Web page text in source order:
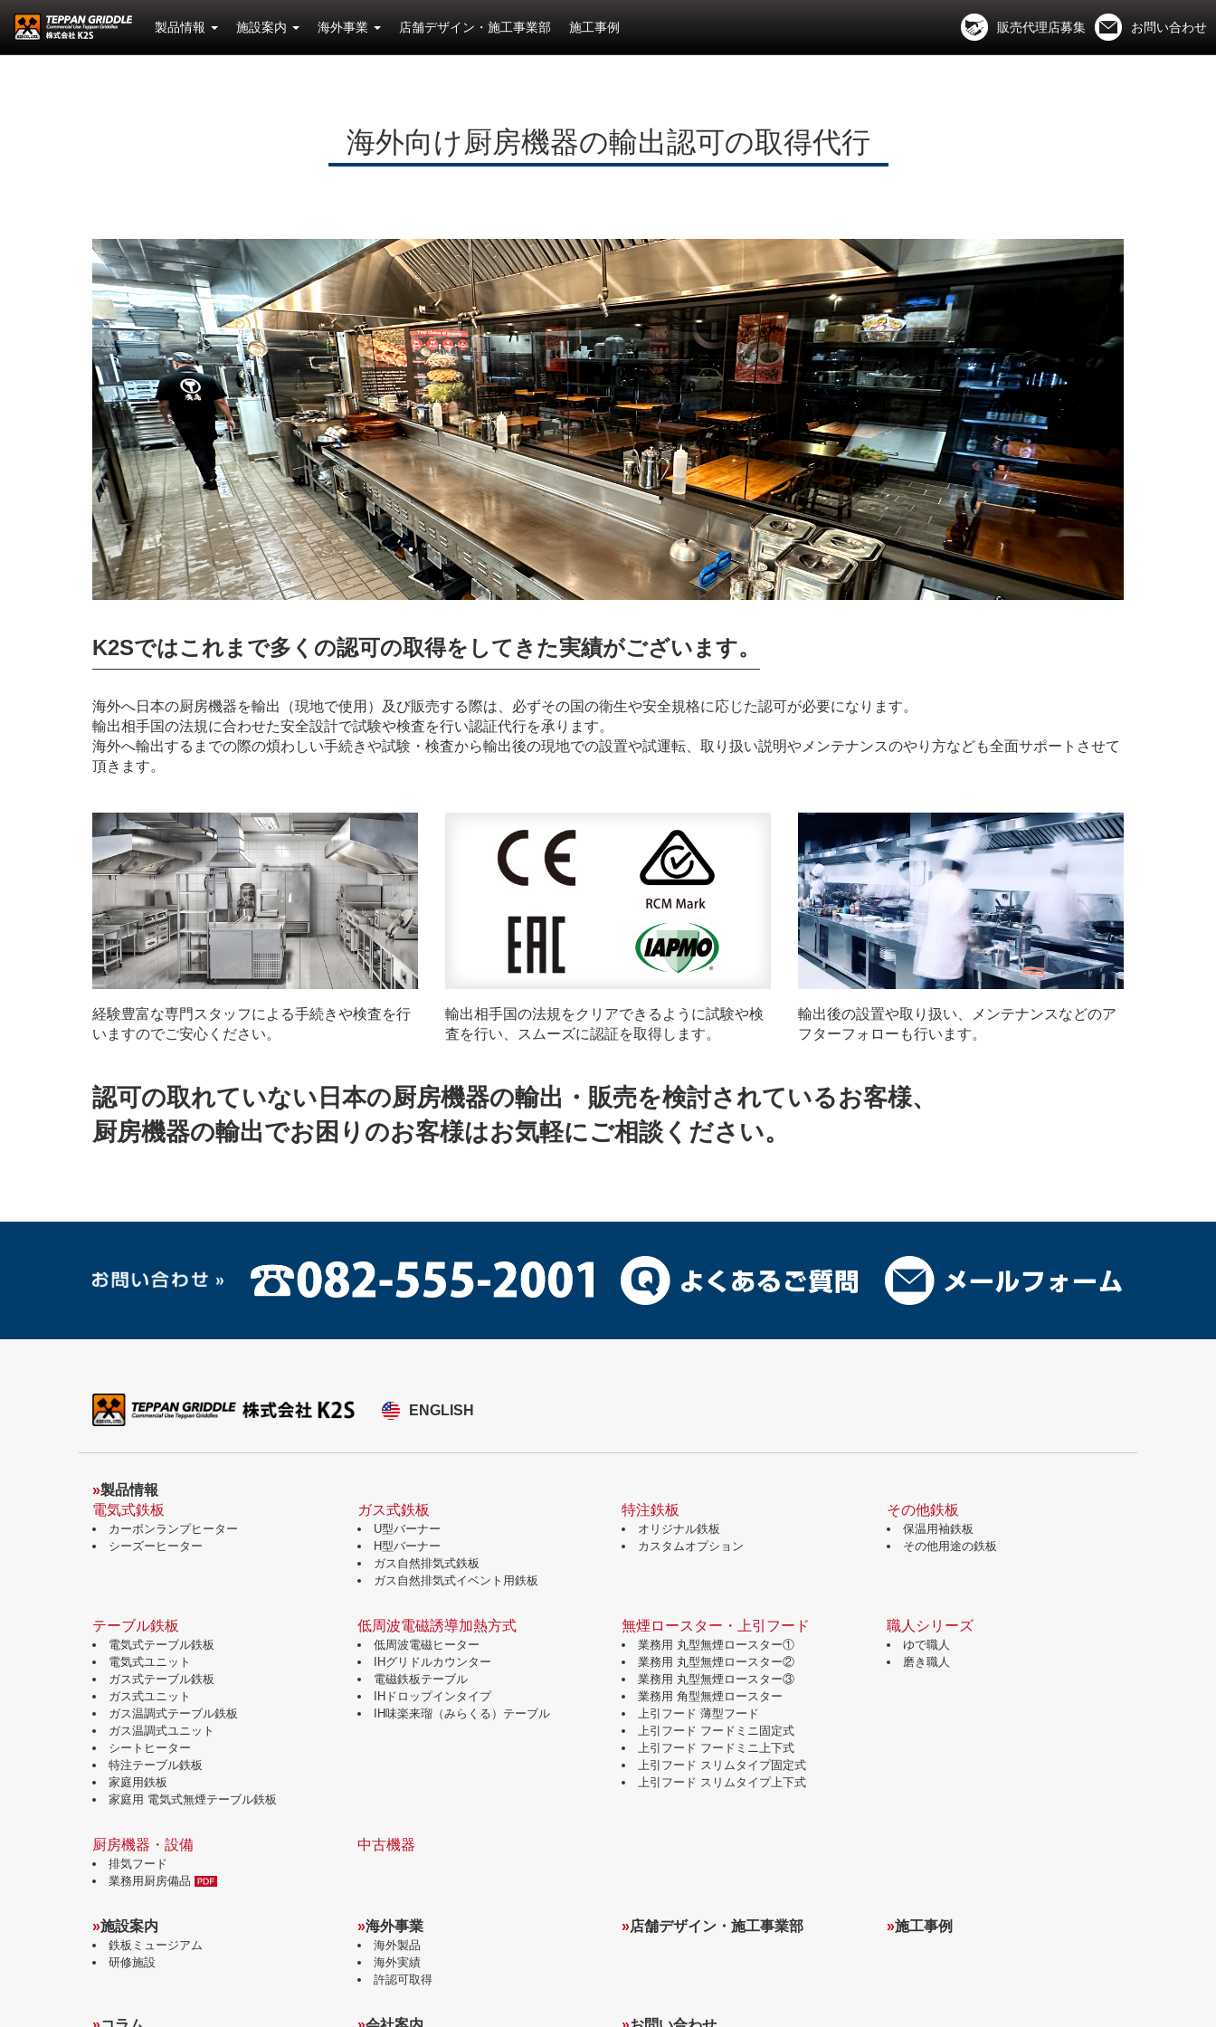
製品情報 施設案内 海外事業 店舗デザイン・施工事業部 施工事例 販売代理店募集 お問い合わせ
海外向け厨房機器の輸出認可の取得代行
K2Sではこれまで多くの認可の取得をしてきた実績がございます。
海外へ日本の厨房機器を輸出（現地で使用）及び販売する際は、必ずその国の衛生や安全規格に応じた認可が必要になります。
輸出相手国の法規に合わせた安全設計で試験や検査を行い認証代行を承ります。
海外へ輸出するまでの際の煩わしい手続きや試験・検査から輸出後の現地での設置や試運転、取り扱い説明やメンテナンスのやり方なども全面サポートさせて
頂きます。
経験豊富な専門スタッフによる手続きや検査を行
いますのでご安心ください。
輸出相手国の法規をクリアできるように試験や検
査を行い、スムーズに認証を取得します。
輸出後の設置や取り扱い、メンテナンスなどのア
フターフォローも行います。
認可の取れていない日本の厨房機器の輸出・販売を検討されているお客様、
厨房機器の輸出でお困りのお客様はお気軽にご相談ください。
ENGLISH
»製品情報
電気式鉄板
カーボンランプヒーター
シーズーヒーター
ガス式鉄板
U型バーナー
H型バーナー
ガス自然排気式鉄板
ガス自然排気式イベント用鉄板
特注鉄板
オリジナル鉄板
カスタムオプション
その他鉄板
保温用袖鉄板
その他用途の鉄板
テーブル鉄板
電気式テーブル鉄板
電気式ユニット
ガス式テーブル鉄板
ガス式ユニット
ガス温調式テーブル鉄板
ガス温調式ユニット
シートヒーター
特注テーブル鉄板
家庭用鉄板
家庭用 電気式無煙テーブル鉄板
低周波電磁誘導加熱方式
低周波電磁ヒーター
IHグリドルカウンター
電磁鉄板テーブル
IHドロップインタイプ
IH味楽来瑠（みらくる）テーブル
無煙ロースター・上引フード
業務用 丸型無煙ロースター①
業務用 丸型無煙ロースター②
業務用 丸型無煙ロースター③
業務用 角型無煙ロースター
上引フード 薄型フード
上引フード フードミニ固定式
上引フード フードミニ上下式
上引フード スリムタイプ固定式
上引フード スリムタイプ上下式
職人シリーズ
ゆで職人
磨き職人
厨房機器・設備
排気フード
業務用厨房備品
中古機器
»施設案内
鉄板ミュージアム
研修施設
»海外事業
海外製品
海外実績
許認可取得
»店舗デザイン・施工事業部 »施工事例